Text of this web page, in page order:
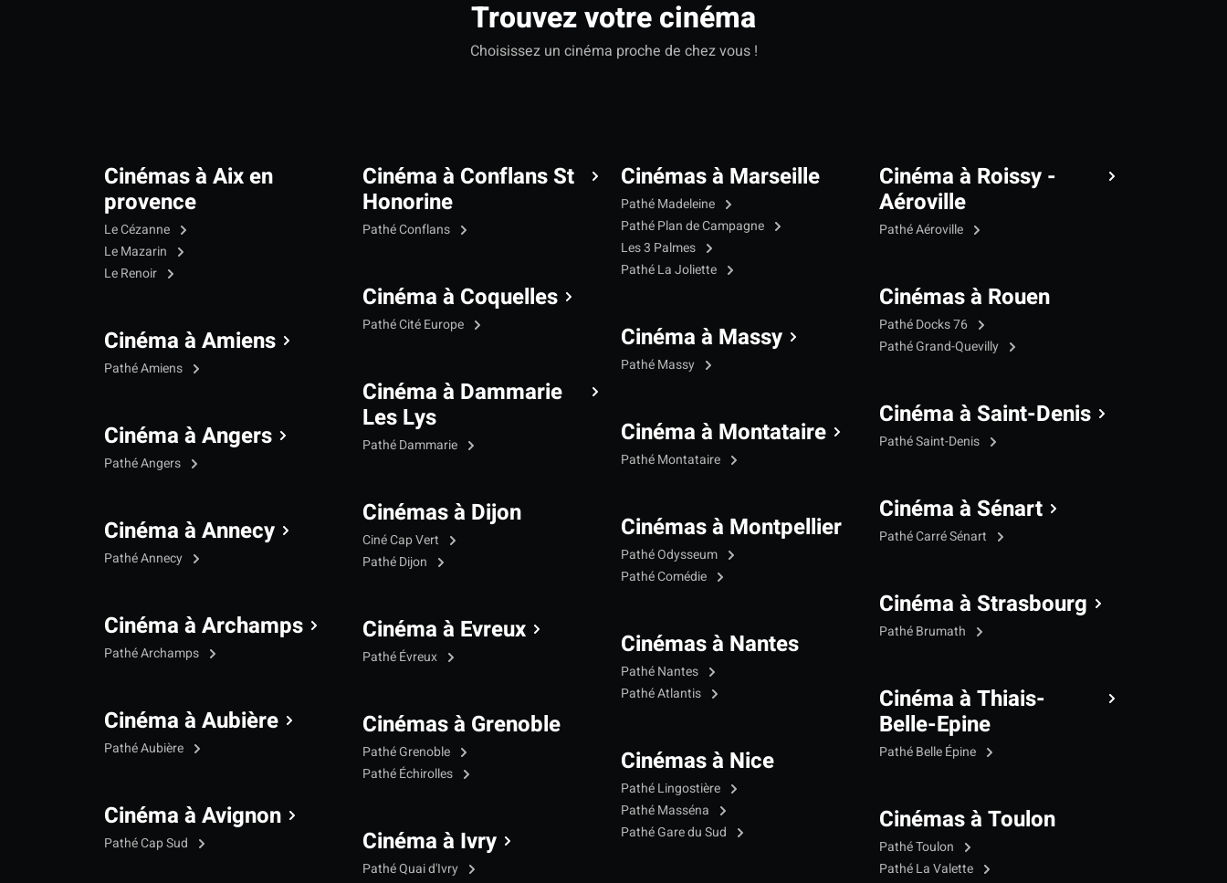
Trouvez votre cinéma
Choisissez un cinéma proche de chez vous !
Cinémas à Aix en
provence
Le Cézanne
Le Mazarin
Le Renoir
Cinéma à Amiens
Pathé Amiens
Cinéma à Angers
Pathé Angers
Cinéma à Annecy
Pathé Annecy
Cinéma à Archamps
Pathé Archamps
Cinéma à Aubière
Pathé Aubière
Cinéma à Avignon
Pathé Cap Sud
Cinéma à Conflans St
Honorine
Pathé Conflans
Cinéma à Coquelles
Pathé Cité Europe
Cinéma à Dammarie
Les Lys
Pathé Dammarie
Cinémas à Dijon
Ciné Cap Vert
Pathé Dijon
Cinéma à Evreux
Pathé Évreux
Cinémas à Grenoble
Pathé Grenoble
Pathé Échirolles
Cinéma à Ivry
Pathé Quai d'Ivry
Cinémas à Marseille
Pathé Madeleine
Pathé Plan de Campagne
Les 3 Palmes
Pathé La Joliette
Cinéma à Massy
Pathé Massy
Cinéma à Montataire
Pathé Montataire
Cinémas à Montpellier
Pathé Odysseum
Pathé Comédie
Cinémas à Nantes
Pathé Nantes
Pathé Atlantis
Cinémas à Nice
Pathé Lingostière
Pathé Masséna
Pathé Gare du Sud
Cinéma à Roissy -
Aéroville
Pathé Aéroville
Cinémas à Rouen
Pathé Docks 76
Pathé Grand-Quevilly
Cinéma à Saint-Denis
Pathé Saint-Denis
Cinéma à Sénart
Pathé Carré Sénart
Cinéma à Strasbourg
Pathé Brumath
Cinéma à Thiais-
Belle-Epine
Pathé Belle Épine
Cinémas à Toulon
Pathé Toulon
Pathé La Valette